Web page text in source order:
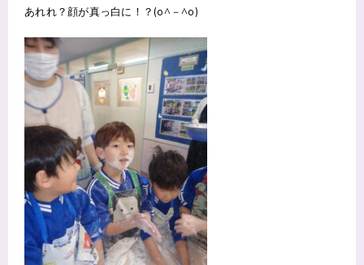
あれれ？顔が真っ白に！？(o^－^o)